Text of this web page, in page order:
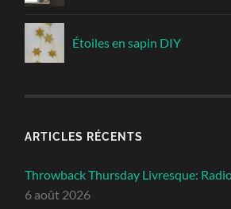
Étoiles en sapin DIY
ARTICLES RÉCENTS
Throwback Thursday Livresque:
6 août 2026